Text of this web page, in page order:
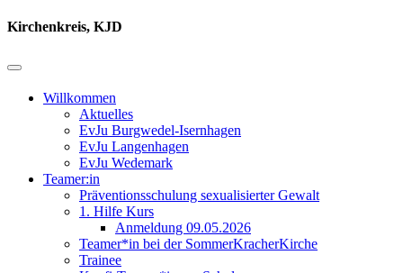
Kirchenkreis, KJD
Willkommen
Aktuelles
EvJu Burgwedel-Isernhagen
EvJu Langenhagen
EvJu Wedemark
Teamer:in
Präventionsschulung sexualisierter Gewalt
1. Hilfe Kurs
Anmeldung 09.05.2026
Teamer*in bei der SommerKracherKirche
Trainee